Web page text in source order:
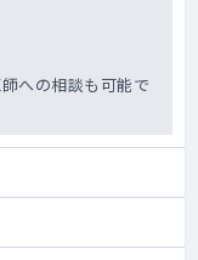
への相談も可能で